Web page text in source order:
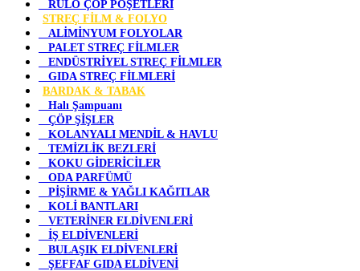
RULO ÇÖP POŞETLERİ
STREÇ FİLM & FOLYO
ALİMİNYUM FOLYOLAR
PALET STREÇ FİLMLER
ENDÜSTRİYEL STREÇ FİLMLER
GIDA STREÇ FİLMLERİ
BARDAK & TABAK
Halı Şampuanı
ÇÖP ŞİŞLER
KOLANYALI MENDİL & HAVLU
TEMİZLİK BEZLERİ
KOKU GİDERİCİLER
ODA PARFÜMÜ
PİŞİRME & YAĞLI KAĞITLAR
KOLİ BANTLARI
VETERİNER ELDİVENLERİ
İŞ ELDİVENLERİ
BULAŞIK ELDİVENLERİ
ŞEFFAF GIDA ELDİVENİ